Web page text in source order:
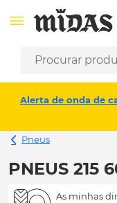
Alerta de onda de
Pneus
PNEUS 215
As minhas